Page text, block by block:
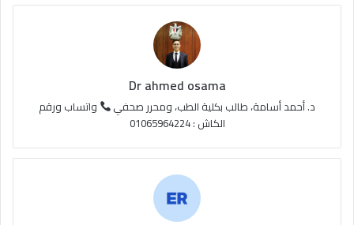
ع
R
S
S
Dr ahmed osama
د. أحمد أسامة، طالب بكلية الطب، ومحرر صحفي
واتساب ورقم
الكاش : 01065964224